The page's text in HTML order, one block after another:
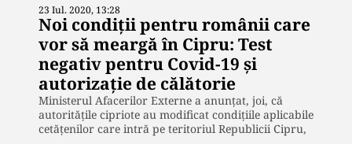
23 Iul. 2020, 13:28
Noi condiții pentru românii care
vor să meargă în Cipru: Test
negativ pentru Covid-19 și
autorizație de călătorie
Ministerul Afacerilor Externe a anunțat, joi, că
autoritățile cipriote au modificat condițiile aplicabile
cetățenilor care intră pe teritoriul Republicii Cipru,